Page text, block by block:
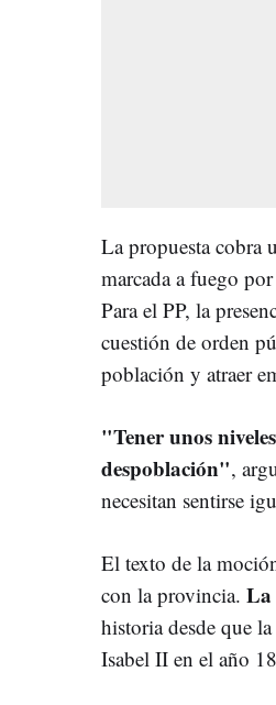
La propuesta cobra
marcada a fuego
Para el PP, la
cuestión de orden
población y atraer
"Tener unos
despoblación",
necesitan sentirse
El texto de la
con la provincia.
historia desde que
Isabel II en el año